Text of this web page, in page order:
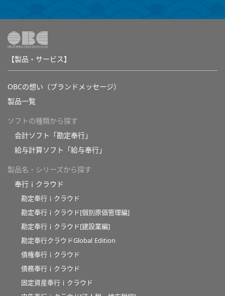
【製品・サービス】
OBCの想い（ブランドメッセージ）
製品一覧
ソフトの種類から探す
会計ソフト「勘定奉行」
給与計算ソフト「給与奉行」
製品名・シリーズから探す
奉行ｉクラウド
勘定奉行ｉクラウド
勘定奉行ｉクラウド[個別原価管理編]
勘定奉行ｉクラウド[建設業編]
勘定奉行クラウドGlobal Edition
債権奉行ｉクラウド
債務奉行ｉクラウド
固定資産奉行ｉクラウド